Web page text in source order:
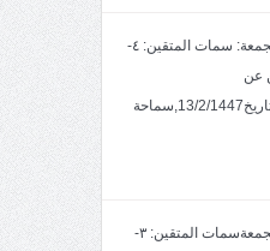
خطبة الجمعة: سمات المتقين: ٤-
عن
الناس.بتاريخ13/2/1447,سماحة
خطبة الجمعةسمات المتقين: ٣-